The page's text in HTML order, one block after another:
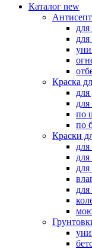
Каталог new
Краска
по
по
Краски
для
для
для